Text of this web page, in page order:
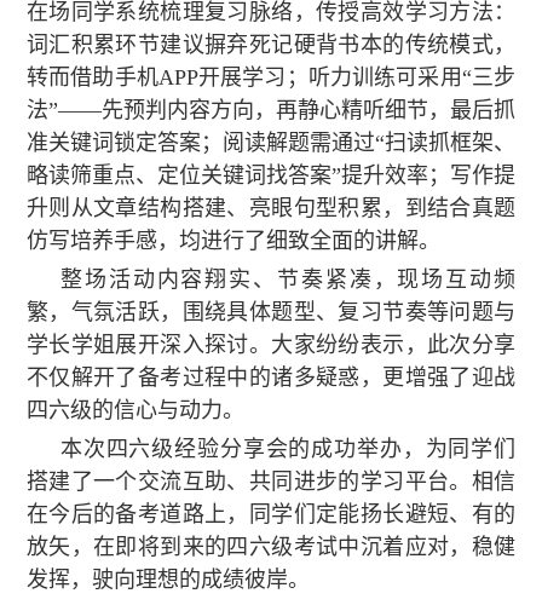
在场同学系统梳理复习脉络，传授高效学习方法：
词汇积累环节建议摒弃死记硬背书本的传统模式，
转而借助手机APP开展学习；听力训练可采用“三步
法”——先预判内容方向，再静心精听细节，最后抓
准关键词锁定答案；阅读解题需通过“扫读抓框架、
略读筛重点、定位关键词找答案”提升效率；写作提
升则从文章结构搭建、亮眼句型积累，到结合真题
仿写培养手感，均进行了细致全面的讲解。
整场活动内容翔实、节奏紧凑，现场互动频
繁，气氛活跃，围绕具体题型、复习节奏等问题与
学长学姐展开深入探讨。大家纷纷表示，此次分享
不仅解开了备考过程中的诸多疑惑，更增强了迎战
四六级的信心与动力。
本次四六级经验分享会的成功举办，为同学们
搭建了一个交流互助、共同进步的学习平台。相信
在今后的备考道路上，同学们定能扬长避短、有的
放矢，在即将到来的四六级考试中沉着应对，稳健
发挥，驶向理想的成绩彼岸。